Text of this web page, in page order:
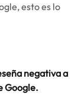
esto es lo
negativa a
Google.